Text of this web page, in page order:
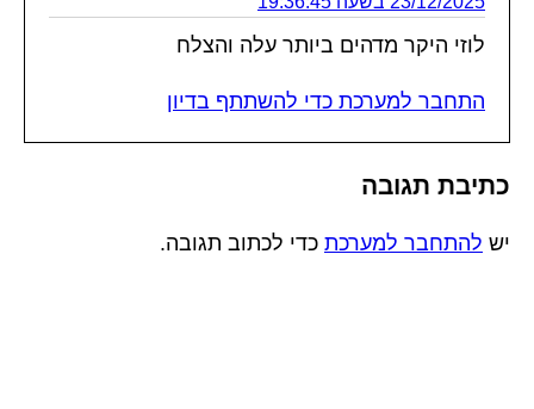
לוזי היקר מדהים ביותר עלה והצלח
התחבר למערכת כדי להשתתף בדיון
כתיבת תגובה
יש להתחבר למערכת כדי לכתוב תגובה.